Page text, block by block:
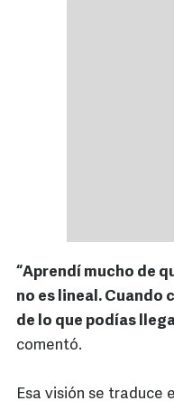
“Aprendí mucho de
no es lineal. Cuando
de lo que podías
comentó.
Esa visión se traduce